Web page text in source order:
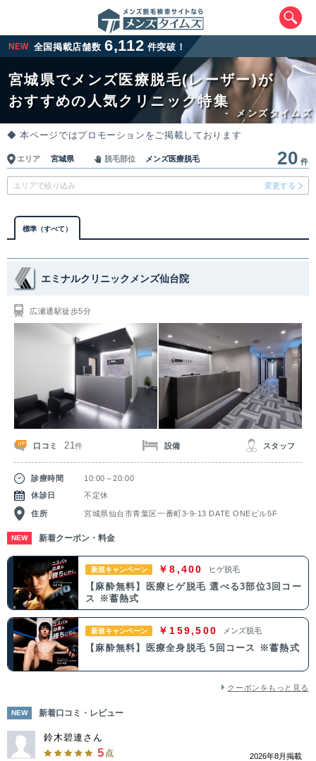
NEW 全国掲載店舗数 6,112 件突破！
宮城県でメンズ医療脱毛(レーザー)が
おすすめの人気クリニック特集
- メンズタイムズ
◆ 本ページではプロモーションをご掲載しております
エリア 宮城県 脱毛部位 メンズ医療脱毛 20 件
エリアで絞り込み 変更する
標準（すべて）
エミナルクリニックメンズ仙台院
広瀬通駅徒歩5分
口コミ 21件 設備 スタッフ
診療時間
10:00～20:00
休診日
不定休
住所 宮城県仙台市青葉区一番町3-9-13 DATE ONEビル5F
NEW 新着クーポン・料金
新規キャンペーン ￥8,400 ヒゲ脱毛
【麻酔無料】医療ヒゲ脱毛 選べる3部位3回コー
ス ※蓄熱式
新規キャンペーン ￥159,500 メンズ脱毛
【麻酔無料】医療全身脱毛 5回コース ※蓄熱式
クーポンをもっと見る
NEW 新着口コミ・レビュー
鈴木碧連さん
5 点 2026年8月掲載
エリアから最寄りクリニックを探す
北海道・東北
秋田県 山形県 福島県
栃木県 群馬県 埼玉県
千葉県
中部
山梨県 長野県
関西
滋賀県 京都府 大阪府 兵庫県
奈良県 三重県 和歌山県
中国・四国
山口県